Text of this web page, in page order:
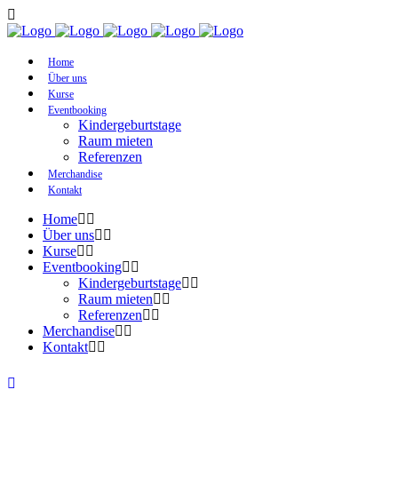
Home
Über uns
Kurse
Eventbooking
Kindergeburtstage
Raum mieten
Referenzen
Merchandise
Kontakt
Home
Über uns
Kurse
Eventbooking
Kindergeburtstage
Raum mieten
Referenzen
Merchandise
Kontakt